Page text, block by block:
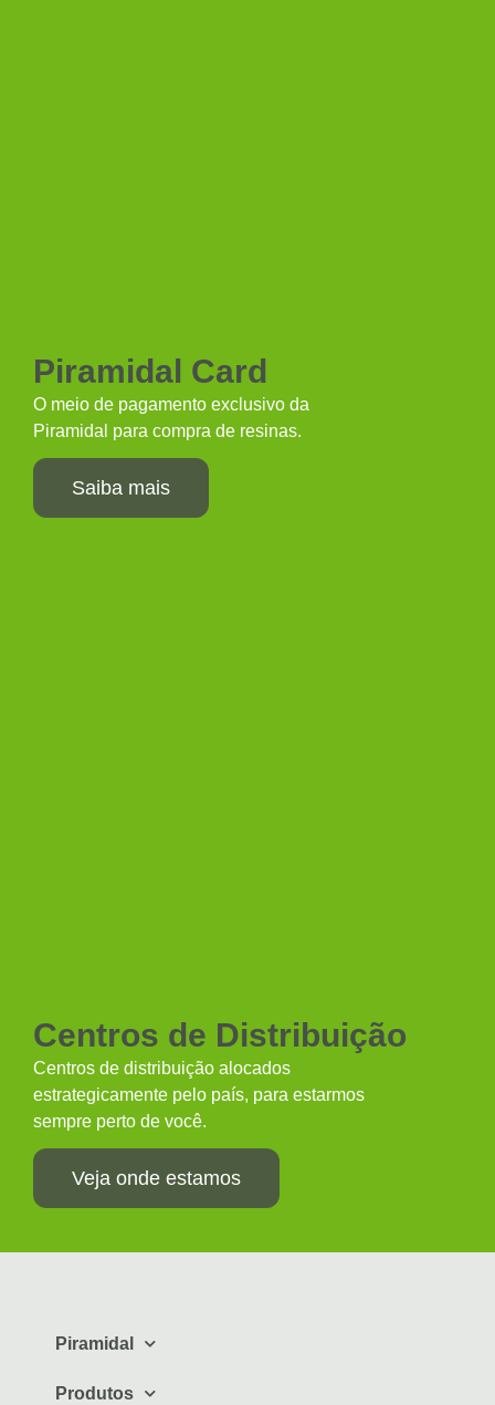
Piramidal Card
O meio de pagamento exclusivo da
Piramidal para compra de resinas.
Saiba mais
Centros de Distribuição
Centros de distribuição alocados
estrategicamente pelo país, para estarmos
sempre perto de você.
Veja onde estamos
Piramidal
Produtos